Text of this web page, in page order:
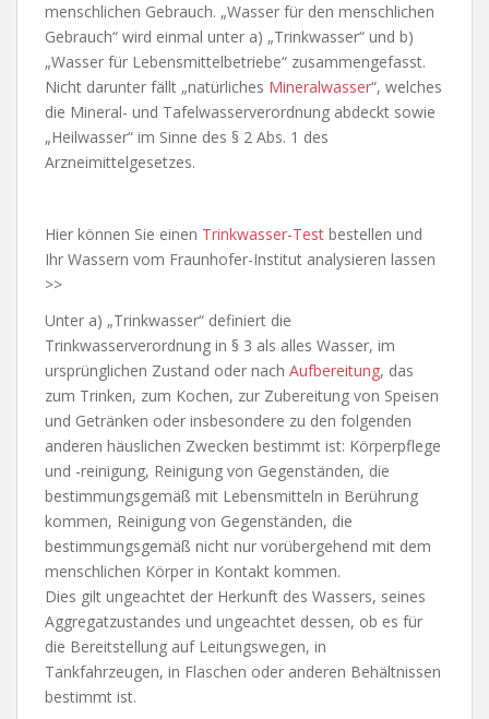
menschlichen Gebrauch. „Wasser für den menschlichen
Gebrauch“ wird einmal unter a) „Trinkwasser“ und b)
„Wasser für Lebensmittelbetriebe“ zusammengefasst.
Nicht darunter fällt „natürliches Mineralwasser“, welches
die Mineral- und Tafelwasserverordnung abdeckt sowie
„Heilwasser“ im Sinne des § 2 Abs. 1 des
Arzneimittelgesetzes.
Hier können Sie einen Trinkwasser-Test bestellen und
Ihr Wassern vom Fraunhofer-Institut analysieren lassen
>>
Unter a) „Trinkwasser“ definiert die
Trinkwasserverordnung in § 3 als alles Wasser, im
ursprünglichen Zustand oder nach Aufbereitung, das
zum Trinken, zum Kochen, zur Zubereitung von Speisen
und Getränken oder insbesondere zu den folgenden
anderen häuslichen Zwecken bestimmt ist: Körperpflege
und -reinigung, Reinigung von Gegenständen, die
bestimmungsgemäß mit Lebensmitteln in Berührung
kommen, Reinigung von Gegenständen, die
bestimmungsgemäß nicht nur vorübergehend mit dem
menschlichen Körper in Kontakt kommen.
Dies gilt ungeachtet der Herkunft des Wassers, seines
Aggregatzustandes und ungeachtet dessen, ob es für
die Bereitstellung auf Leitungswegen, in
Tankfahrzeugen, in Flaschen oder anderen Behältnissen
bestimmt ist.